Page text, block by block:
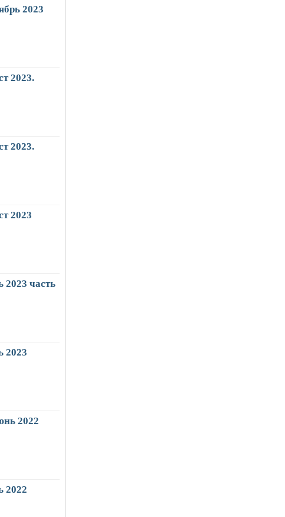
2023
2023.
2023.
2023
часть
2023
2022
2022